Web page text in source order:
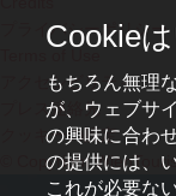
プライバシーポリシー
アクセシビリティ
プレス連絡先
クッキーの設定
© Copyright
Cookie
もちろん無理
が、ウェブサ
の興味に合わ
の提供には、
これが必要な